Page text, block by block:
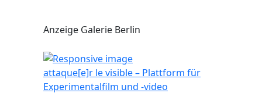
Anzeige Galerie Berlin
attaque[e]r le visible – Plattform für
Experimentalfilm und -video